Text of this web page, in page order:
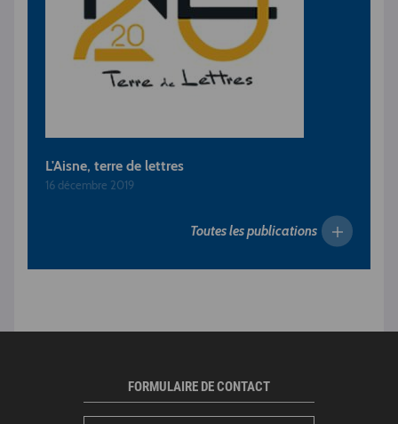
L'Aisne, terre de lettres
16 décembre 2019
Toutes les publications
FORMULAIRE DE CONTACT